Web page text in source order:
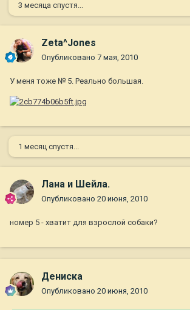
3 месяца спустя...
Zeta^Jones
Опубликовано 7 мая, 2010
У меня тоже № 5. Реально большая.
1 месяц спустя...
Лана и Шейла.
Опубликовано 20 июня, 2010
номер 5 - хватит для взрослой собаки?
Дениска
Опубликовано 20 июня, 2010